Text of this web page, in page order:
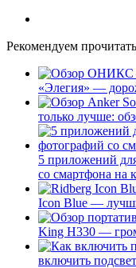
Рекомендуем прочитать
«Элегия» —
только лучше:
5 приложений
со смартфона на
Icon Blue —
King H330 —
включить